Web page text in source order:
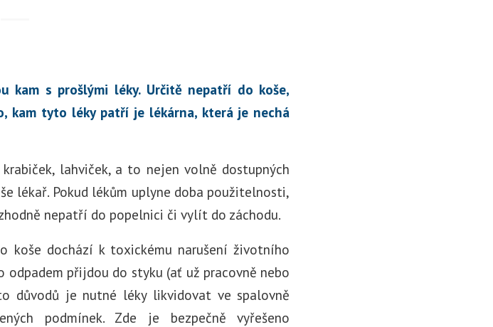
kam s prošlými léky. Určitě nepatří do koše,
kam tyto léky patří je lékárna, která je nechá
lahviček, a to nejen volně dostupných
lékař. Pokud lékům uplyne doba použitelnosti,
nepatří do popelnici či vylít do záchodu.
koše dochází k toxickému narušení životního
přijdou do styku (ať už pracovně nebo
důvodů je nutné léky likvidovat ve spalovně
podmínek. Zde je bezpečně vyřešeno